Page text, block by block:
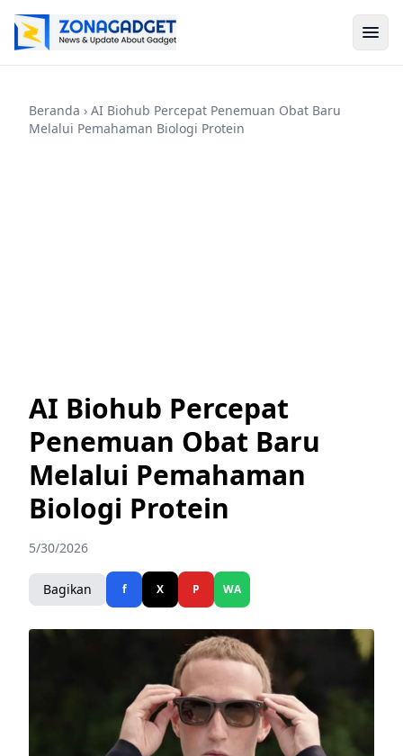
Beranda › AI Biohub Percepat Penemuan Obat Baru
Melalui Pemahaman Biologi Protein
AI Biohub Percepat
Penemuan Obat Baru
Melalui Pemahaman
Biologi Protein
5/30/2026
Bagikan f X P WA